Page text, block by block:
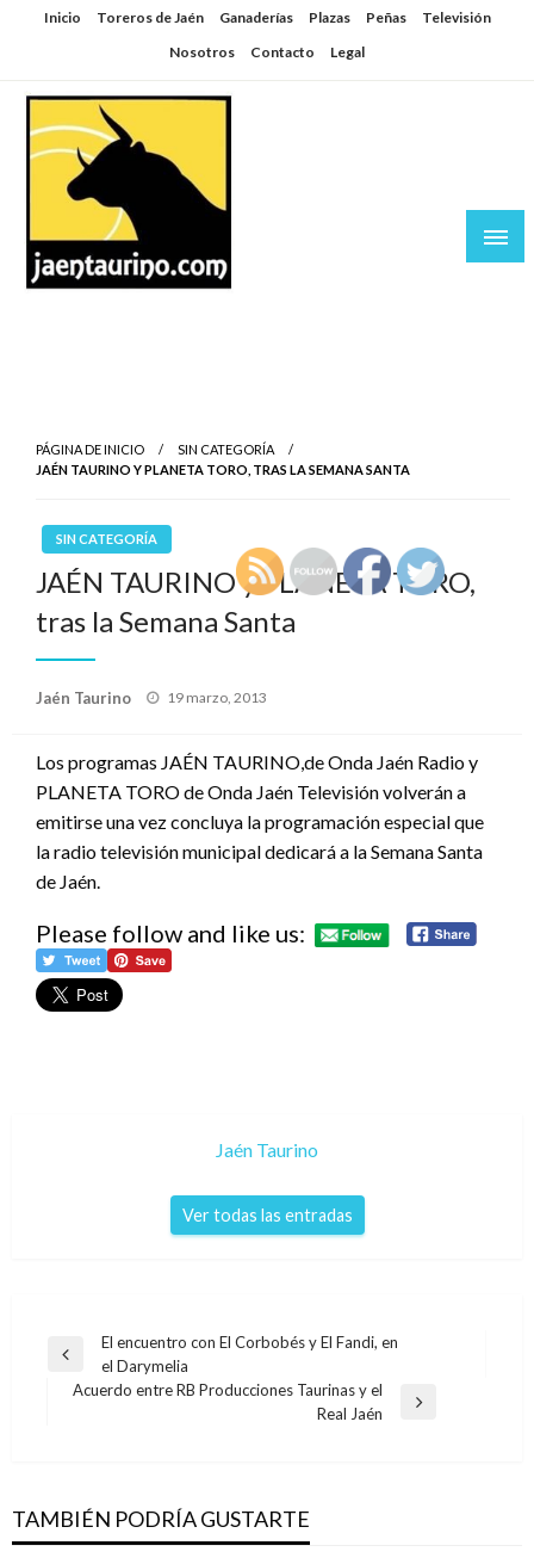
SaltarInicio Toreros de Jaén Ganaderías Plazas Peñas
Televisión
Nosotros
Contacto Legal
PÁGINA DE INICIO
SIN CATEGORÍA
JAÉN TAURINO Y PLANETA TORO, TRAS LA SEMANA SANTA
SIN CATEGORÍA
JAÉN TAURINO y PLANETA TORO,
tras la Semana Santa
Jaén Taurino
Publicado
19 marzo, 2013
Los programas JAÉN TAURINO,de Onda Jaén Radio y
PLANETA TORO de Onda Jaén Televisión volverán a
emitirse una vez concluya la programación especial que
la radio televisión municipal dedicará a la Semana Santa
de Jaén.
Please follow and like us:
Jaén Taurino
Ver todas las entradas
Navegación
Entrada
anterior
El encuentro con El Corbobés y El Fandi, en
el Darymelia
Acuerdo entre RB Producciones Taurinas y el
Real Jaén
TAMBIÉN PODRÍA GUSTARTE